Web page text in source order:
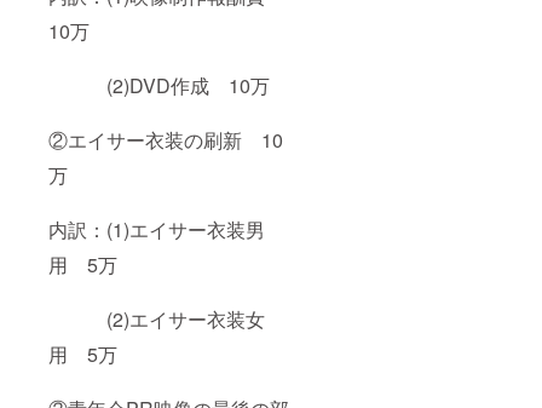
10万
(2)DVD作成 10万
②エイサー衣装の刷新 10
万
内訳：(1)エイサー衣装男
用 5万
(2)エイサー衣装女
用 5万